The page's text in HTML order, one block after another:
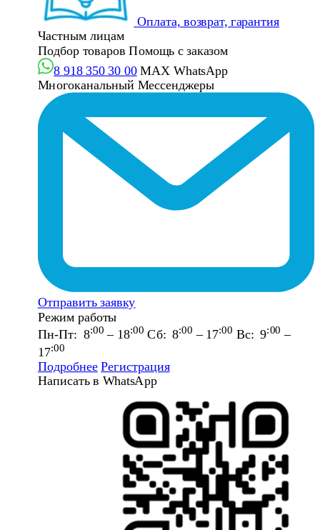
Оплата, возврат, гарантия
Частным лицам
Подбор товаров Помощь с заказом
8 918 350 30 00 MAX WhatsApp
Многоканальный Мессенджеры
Отправить заявку
Режим работы
Пн-Пт: 8:00 – 18:00 Сб: 8:00 – 17:00 Вс: 9:00 –
17:00
Подробнее Регистрация
Написать в WhatsApp